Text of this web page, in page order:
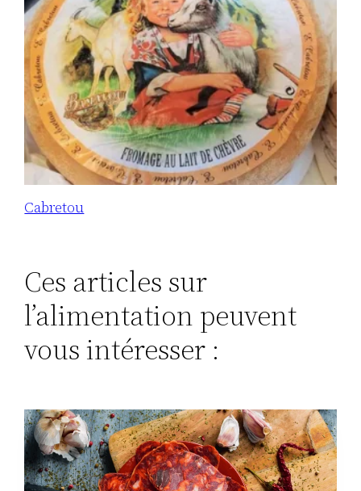
Cabretou
Ces articles sur
l’alimentation peuvent
vous intéresser :